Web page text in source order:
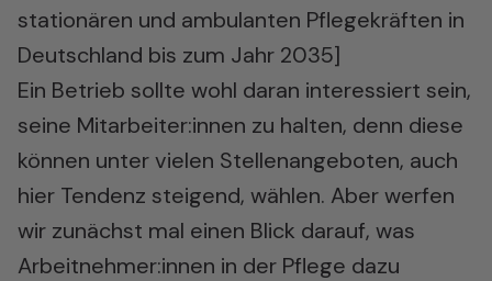
stationären und ambulanten Pflegekräften in
Deutschland bis zum Jahr 2035]
Ein Betrieb sollte wohl daran interessiert sein,
seine Mitarbeiter:innen zu halten, denn diese
können unter vielen Stellenangeboten, auch
hier Tendenz steigend, wählen. Aber werfen
wir zunächst mal einen Blick darauf, was
Arbeitnehmer:innen in der Pflege dazu